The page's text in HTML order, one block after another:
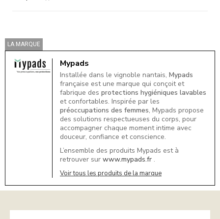
LA MARQUE
Mypads
Installée dans le vignoble nantais, Mypads
française est une marque qui conçoit et
fabrique des protections hygiéniques lavables
et confortables. Inspirée par les
préoccupations des femmes, Mypads propose
des solutions respectueuses du corps, pour
accompagner chaque moment intime avec
douceur, confiance et conscience.
L’ensemble des produits Mypads est à
retrouver sur www.mypads.fr .
Voir tous les produits de la marque